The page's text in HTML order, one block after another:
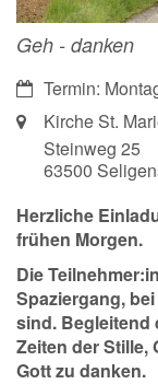
Geh - danken
Datum:Termin:
Ort: Kirche St.
Steinweg 25
63500
Herzliche
frühen Morgen.
Die
Spaziergang,
sind. Begleitend
Zeiten der Stille,
Gott zu danken.